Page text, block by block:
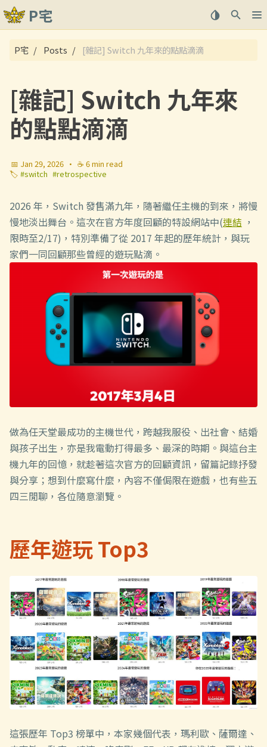
P宅
關於
P宅 Posts [雜記] Switch 九年來的點點滴滴
[雜記] Switch 九年來
的點點滴滴
📅 Jan 29, 2026 · ☕ 6 min read
🏷️ #switch #retrospective
2026 年，Switch 發售滿九年，隨著繼任主機的到來，將慢
慢地淡出舞台。這次在官方年度回顧的特設網站中(連結 ，
限時至2/17)，特別準備了從 2017 年起的歷年統計，與玩
家們一同回顧那些曾經的遊玩點滴。
做為任天堂最成功的主機世代，跨越我服役、出社會、結婚
與孩子出生，亦是我電動打得最多、最深的時期。與這台主
機九年的回憶，就趁著這次官方的回顧資訊，留篇記錄抒發
與分享；想到什麼寫什麼，內容不僅侷限在遊戲，也有些五
四三閒聊，各位隨意瀏覽。
歷年遊玩 Top3
這張歷年 Top3 榜單中，本家幾個代表，瑪利歐、薩爾達、